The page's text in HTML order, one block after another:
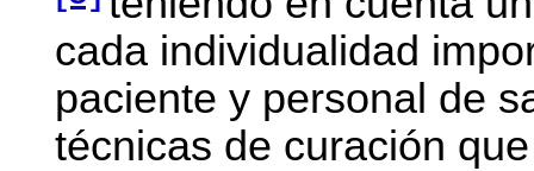
cada individualidad
paciente y personal de
técnicas de curación